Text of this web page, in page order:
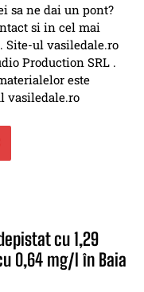
sa ne dai un pont?
si in cel mai
Site-ul vasiledale.ro
Production SRL .
este
vasiledale.ro
cu 1,29
0,64 mg/l în Baia